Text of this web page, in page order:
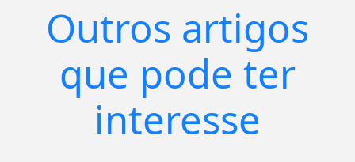
Outros artigos
que pode ter
interesse